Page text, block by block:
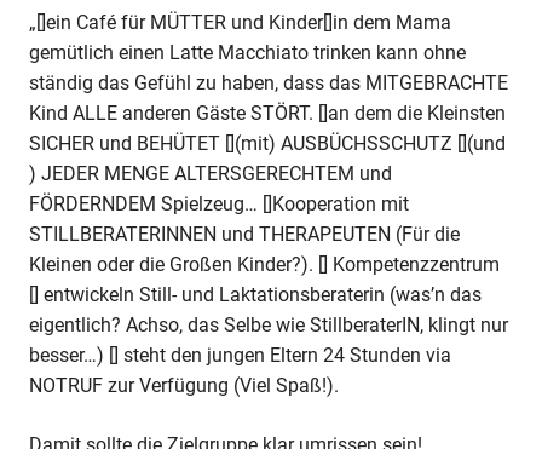
„[]ein Café für MÜTTER und Kinder[]in dem Mama
gemütlich einen Latte Macchiato trinken kann ohne
ständig das Gefühl zu haben, dass das MITGEBRACHTE
Kind ALLE anderen Gäste STÖRT. []an dem die Kleinsten
SICHER und BEHÜTET [](mit) AUSBÜCHSSCHUTZ [](und
) JEDER MENGE ALTERSGERECHTEM und
FÖRDERNDEM Spielzeug… []Kooperation mit
STILLBERATERINNEN und THERAPEUTEN (Für die
Kleinen oder die Großen Kinder?). [] Kompetenzzentrum
[] entwickeln Still- und Laktationsberaterin (was’n das
eigentlich? Achso, das Selbe wie StillberaterIN, klingt nur
besser…) [] steht den jungen Eltern 24 Stunden via
NOTRUF zur Verfügung (Viel Spaß!).
Damit sollte die Zielgruppe klar umrissen sein!